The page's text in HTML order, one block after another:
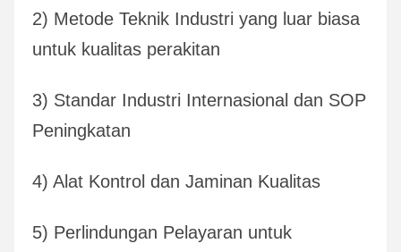
2) Metode Teknik Industri yang luar biasa
untuk kualitas perakitan
3) Standar Industri Internasional dan SOP
Peningkatan
4) Alat Kontrol dan Jaminan Kualitas
5) Perlindungan Pelayaran untuk